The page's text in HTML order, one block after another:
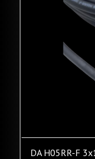
DA H05RR-F